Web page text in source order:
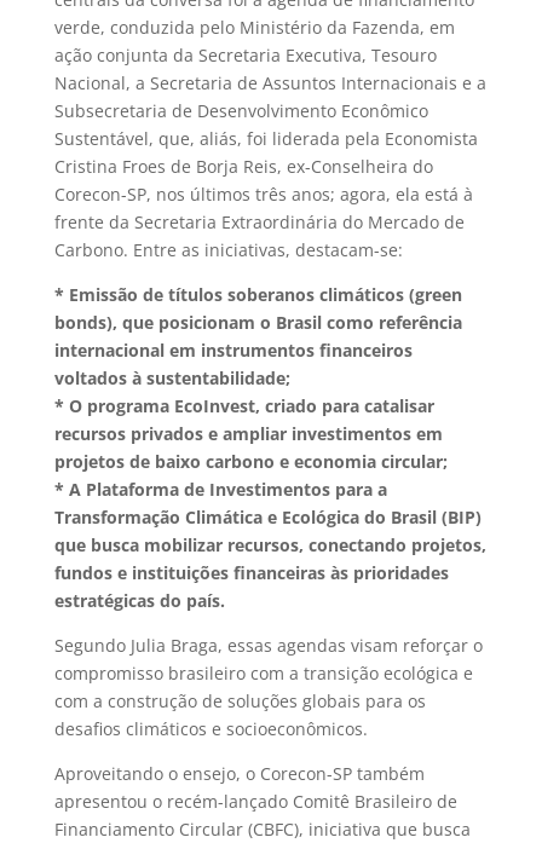
verde, conduzida pelo Ministério da Fazenda, em
ação conjunta da Secretaria Executiva, Tesouro
Nacional, a Secretaria de Assuntos Internacionais e a
Subsecretaria de Desenvolvimento Econômico
Sustentável, que, aliás, foi liderada pela Economista
Cristina Froes de Borja Reis, ex-Conselheira do
Corecon-SP, nos últimos três anos; agora, ela está à
frente da Secretaria Extraordinária do Mercado de
Carbono. Entre as iniciativas, destacam-se:
* Emissão de títulos soberanos climáticos (green
bonds), que posicionam o Brasil como referência
internacional em instrumentos financeiros
voltados à sustentabilidade;
* O programa EcoInvest, criado para catalisar
recursos privados e ampliar investimentos em
projetos de baixo carbono e economia circular;
* A Plataforma de Investimentos para a
Transformação Climática e Ecológica do Brasil (BIP)
que busca mobilizar recursos, conectando projetos,
fundos e instituições financeiras às prioridades
estratégicas do país.
Segundo Julia Braga, essas agendas visam reforçar o
compromisso brasileiro com a transição ecológica e
com a construção de soluções globais para os
desafios climáticos e socioeconômicos.
Aproveitando o ensejo, o Corecon-SP também
apresentou o recém-lançado Comitê Brasileiro de
Financiamento Circular (CBFC), iniciativa que busca